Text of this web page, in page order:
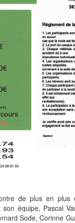
de plus en plus
équipe, Pascal
Sode, Corinne